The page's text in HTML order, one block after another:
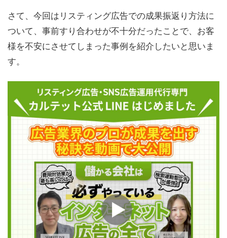
さて、今回はリスティング広告での成果振返り方法に
ついて、事前すり合わせが不十分だったことで、お客
様を不安にさせてしまった事例を紹介したいと思いま
す。